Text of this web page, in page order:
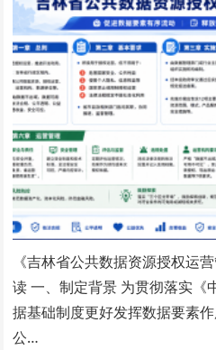
《吉林省公共数据资源授权运
读 一、制定背景 为贯彻落实《
据基础制度更好发挥数据要素
公…